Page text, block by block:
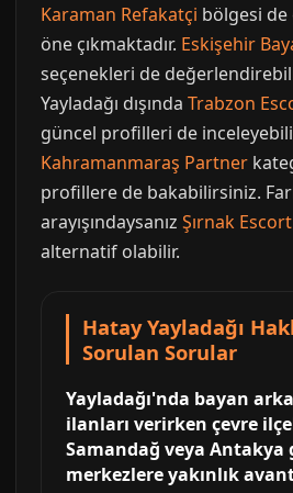
Karaman Refakatçi bölgesi de
öne çıkmaktadır. Eskişehir
seçenekleri de
Yayladağı dışında Trabzon
güncel profilleri de
Kahramanmaraş Partner
profillere de bakabilirsiniz.
arayışındaysanız Şırnak Escort
alternatif olabilir.
Hatay Yayladağı
Sorulan Sorular
Yayladağı'nda bayan
ilanları verirken çevre
Samandağ veya Antakya
merkezlere yakınlık